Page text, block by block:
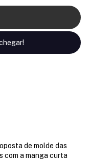
de molde das
com a manga curta